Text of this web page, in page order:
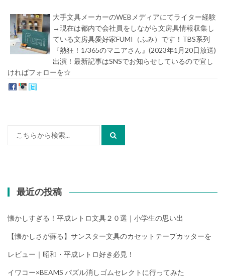
大手文具メーカーのWEBメディアにてライター経験
→現在は都内で会社員をしながら文房具情報収集し
ている文房具愛好家FUMI（ふみ）です！TBS系列
『熱狂！1/365のマニアさん』(2023年1月20日放送)
出演！最新記事はSNSでお知らせしているので宜し
ければフォローを☆
最近の投稿
懐かしすぎる！平成レトロ文具２０選｜小学生の思い出
【懐かしさが蘇る】サンスター文具のカセットテープカッターを
レビュー｜昭和・平成レトロ好き必見！
イワコー×BEAMS パズル消しゴムセレクトに行ってみた